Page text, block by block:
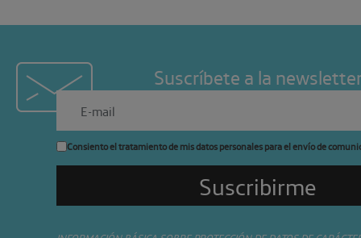
Suscríbete a la
Consiento el tratamiento de mis datos personales para el envío de